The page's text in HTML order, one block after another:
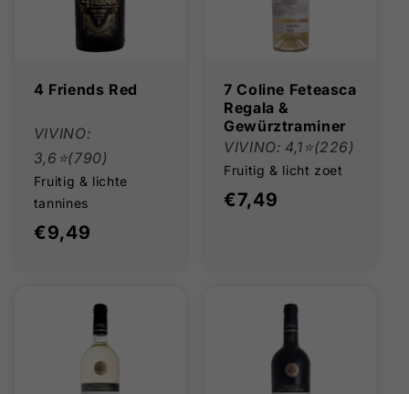
4 Friends Red
VIVINO:
3,6⭐(790)
Fruitig & lichte
tannines
Normale
€9,49
7 Coline Feteasca
Regala &
Gewürztraminer
VIVINO: 4,1⭐(226)
Fruitig & licht zoet
Normale
€7,49